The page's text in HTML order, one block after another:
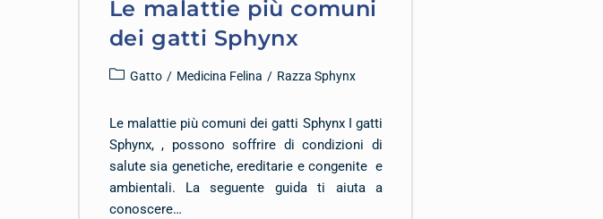
Le malattie più comuni
dei gatti Sphynx
Gatto / Medicina Felina / Razza Sphynx
Le malattie più comuni dei gatti Sphynx I gatti
Sphynx, , possono soffrire di condizioni di
salute sia genetiche, ereditarie e congenite e
ambientali. La seguente guida ti aiuta a
conoscere…